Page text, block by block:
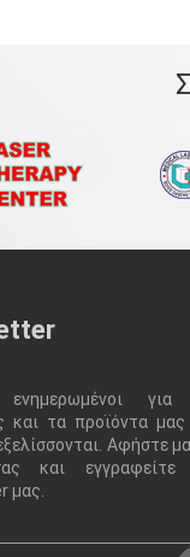
ενημερωμένοι για
και τα προϊόντα
Αφήστε
και εγγραφείτε
μας.